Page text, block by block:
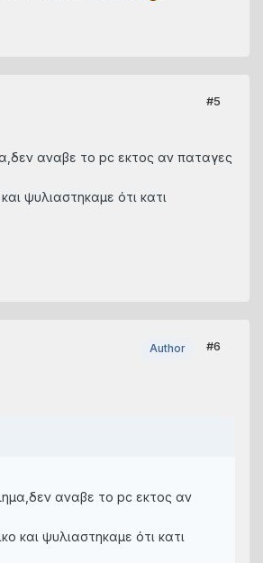
#5
αναβε το pc εκτος αν παταγες
ψυλιαστηκαμε ότι κατι
Author #6
αναβε το pc εκτος αν
και ψυλιαστηκαμε ότι κατι